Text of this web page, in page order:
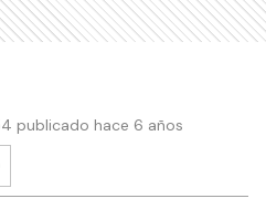
publicado hace 6 años